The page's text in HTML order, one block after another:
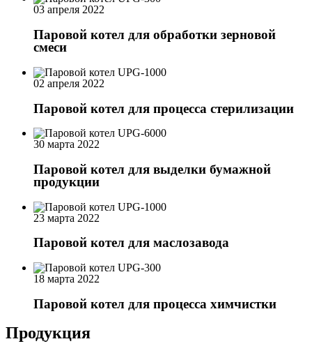
03 апреля 2022
Паровой котел для обработки зерновой
смеси
02 апреля 2022
Паровой котел для процесса стерилизации
30 марта 2022
Паровой котел для выделки бумажной
продукции
23 марта 2022
Паровой котел для маслозавода
18 марта 2022
Паровой котел для процесса химчистки
Продукция